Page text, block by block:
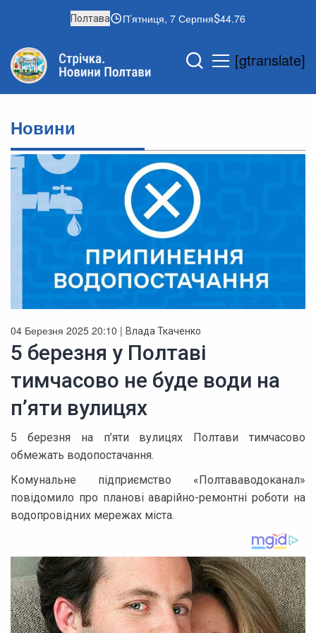
Полтава П’ятниця, 7 Серпня 44.76
[gtranslate]
Новини
04 Березня 2025 20:10 | Влада Ткаченко
5 березня у Полтаві
тимчасово не буде води на
п’яти вулицях
5 березня на п’яти вулицях Полтави тимчасово
обмежать водопостачання.
Комунальне підприємство «Полтававодоканал»
повідомило про планові аварійно-ремонтні роботи на
водопровідних мережах міста.